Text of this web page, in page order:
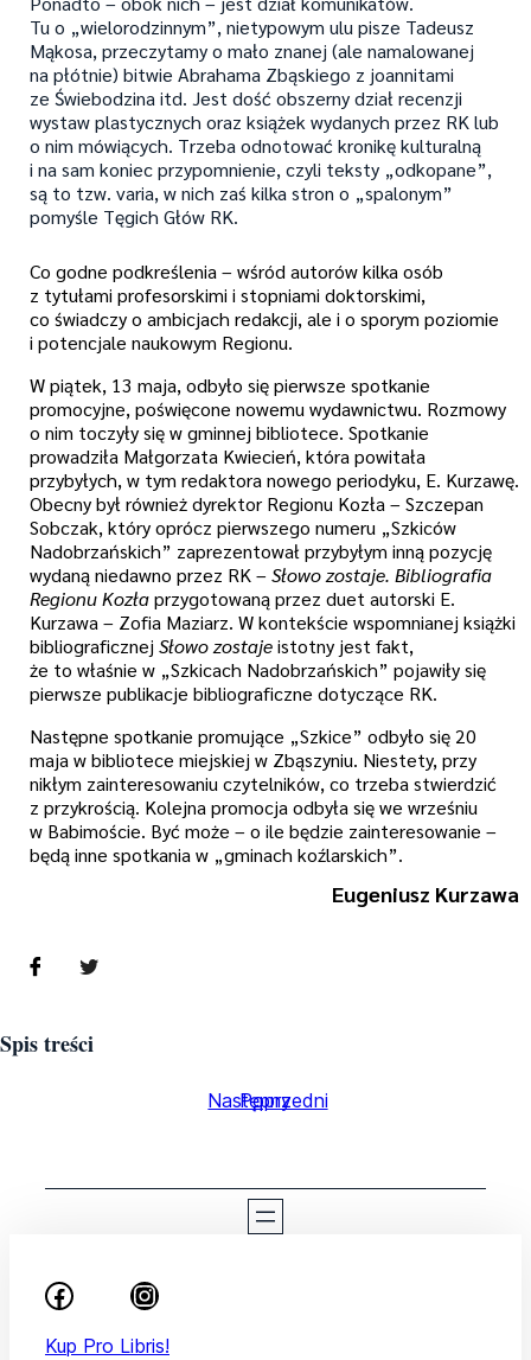
Tu o „wielorodzinnym”, nietypowym ulu pisze Tadeusz
Mąkosa, przeczytamy o mało znanej (ale namalowanej
na płótnie) bitwie Abrahama Zbąskiego z joannitami
ze Świebodzina itd. Jest dość obszerny dział recenzji
wystaw plastycznych oraz książek wydanych przez RK lub
o nim mówiących. Trzeba odnotować kronikę kulturalną
i na sam koniec przypomnienie, czyli teksty „odkopane”,
są to tzw. varia, w nich zaś kilka stron o „spalonym”
pomyśle Tęgich Głów RK.
Co godne podkreślenia – wśród autorów kilka osób
z tytułami profesorskimi i stopniami doktorskimi,
co świadczy o ambicjach redakcji, ale i o sporym poziomie
i potencjale naukowym Regionu.
W piątek, 13 maja, odbyło się pierwsze spotkanie
promocyjne, poświęcone nowemu wydawnictwu. Rozmowy
o nim toczyły się w gminnej bibliotece. Spotkanie
prowadziła Małgorzata Kwiecień, która powitała
przybyłych, w tym redaktora nowego periodyku, E. Kurzawę.
Obecny był również dyrektor Regionu Kozła – Szczepan
Sobczak, który oprócz pierwszego numeru „Szkiców
Nadobrzańskich” zaprezentował przybyłym inną pozycję
wydaną niedawno przez RK –Słowo zostaje. Bibliografia
Regionu Kozłaprzygotowaną przez duet autorski E.
Kurzawa – Zofia Maziarz. W kontekście wspomnianej książki
bibliograficznej Słowo zostajeistotny jest fakt,
że to właśnie w „Szkicach Nadobrzańskich” pojawiły się
pierwsze publikacje bibliograficzne dotyczące RK.
Następne spotkanie promujące „Szkice” odbyło się 20
maja w bibliotece miejskiej w Zbąszyniu. Niestety, przy
nikłym zainteresowaniu czytelników, co trzeba stwierdzić
z przykrością. Kolejna promocja odbyła się we wrześniu
w Babimoście. Być może – o ile będzie zainteresowanie –
będą inne spotkania w „gminach koźlarskich”.
Eugeniusz Kurzawa
Spis treści
Poprzedni
Następny
Kup Pro Libris!